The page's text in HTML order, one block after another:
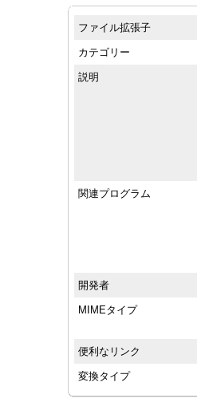
ファイル拡張子
カテゴリー
説明
関連プログラム
開発者
MIMEタイプ
便利なリンク
変換タイプ